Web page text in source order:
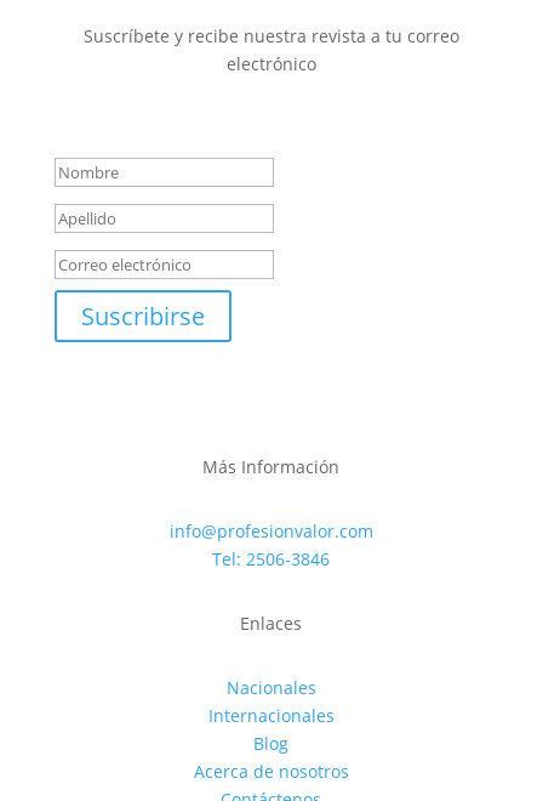
Suscríbete y recibe nuestra revista a tu correo
electrónico
Suscribirse
Más Información
info@profesionvalor.com
Tel: 2506-3846
Enlaces
Nacionales
Internacionales
Blog
Acerca de nosotros